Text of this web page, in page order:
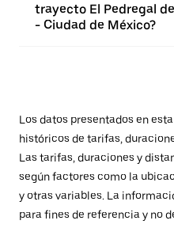
trayecto El Pedregal
- Ciudad de México?
Los datos presentados en
históricos de tarifas,
Las tarifas, duraciones y
según factores como la
y otras variables. La
para fines de referencia y no